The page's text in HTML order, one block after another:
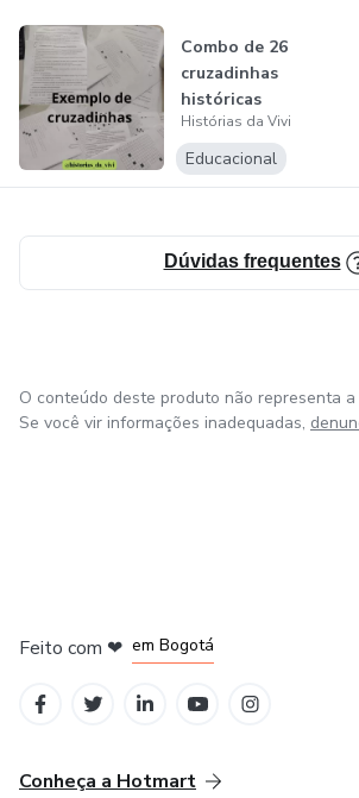
Combo de 26
cruzadinhas
históricas
Histórias da Vivi
Educacional
Dúvidas frequentes
O conteúdo deste produto não representa
Se você vir informações inadequadas,
Feito com ❤ em Bogotá
Conheça a Hotmart